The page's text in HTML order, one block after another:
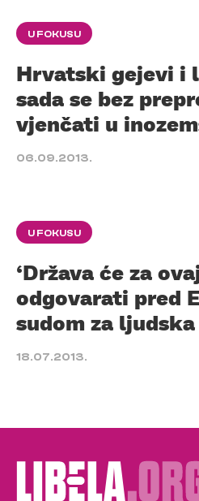
U FOKUSU
Hrvatski gejevi i
sada se bez
vjenčati u
06.09.2013.
U FOKUSU
‘Država će za
odgovarati pred
sudom za ljudska
18.07.2013.